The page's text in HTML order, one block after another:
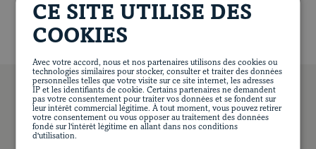
Blogue
Retirer la rôtissoire du four et dégraisser*. Retourner le
flan côté gras en dessus. Ajouter le vin et poursuivre la
cuisson environ 3 heures, ou jusqu’à ce que la viande
soit tendre et fondante. Au besoin, terminer la cuisson
sous le gril (à broil) pour rendre le gras plus doré.
Laisser reposer 15 minutes. Si désiré, dégraisser le jus
de cuisson. Trancher la viande en pavés et
VOUS POURRIEZ AUSSI AIMER…
CE SITE UTILISE DES
COOKIES
Avec votre accord, nous et nos partenaires utilisons des cookies ou
technologies similaires pour stocker, consulter et traiter des données
personnelles telles que votre visite sur ce site internet, les adresses
IP et les identifiants de cookie. Certains partenaires ne demandent
pas votre consentement pour traiter vos données et se fondent sur
leur intérêt commercial légitime. À tout moment, vous pouvez retirer
votre consentement ou vous opposer au traitement des données
fondé sur l'intérêt légitime en allant dans nos conditions
d'utilisation.